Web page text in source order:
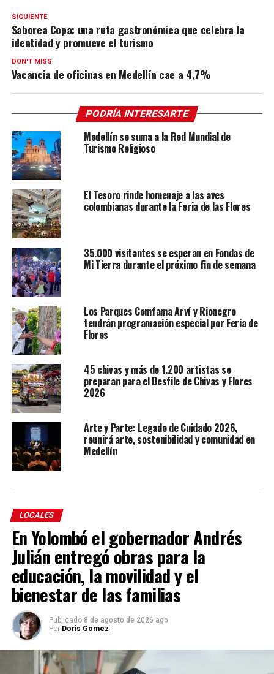
SIGUIENTE
Saborea Copa: una ruta gastronómica que celebra la
identidad y promueve el turismo
DON'T MISS
Vacancia de oficinas en Medellín cae a 4,7%
PODRÍA INTERESARTE
Medellín se suma a la Red Mundial de
Turismo Religioso
El Tesoro rinde homenaje a las aves
colombianas durante la Feria de las Flores
35.000 visitantes se esperan en Fondas de
Mi Tierra durante el próximo fin de semana
Los Parques Comfama Arví y Rionegro
tendrán programación especial por Feria de
Flores
45 chivas y más de 1.200 artistas se
preparan para el Desfile de Chivas y Flores
2026
Arte y Parte: Legado de Cuidado 2026,
reunirá arte, sostenibilidad y comunidad en
Medellín
LOCALES
En Yolombó el gobernador Andrés
Julián entregó obras para la
educación, la movilidad y el
bienestar de las familias
Publicado 8 de agosto de 2026 ago
Por Doris Gomez